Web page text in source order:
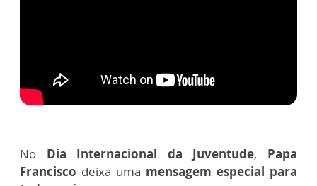
No Dia Internacional da Juventude, Papa
Francisco deixa uma mensagem especial para